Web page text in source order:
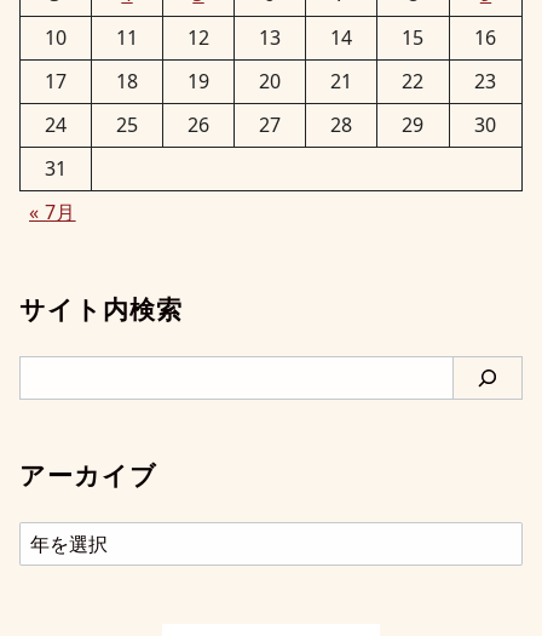
10
11 12 13 14 15
16
17
18 19 20 21 22
23
24
25 26 27 28 29
30
31
« 7月
サイト内検索
索
アーカイブ